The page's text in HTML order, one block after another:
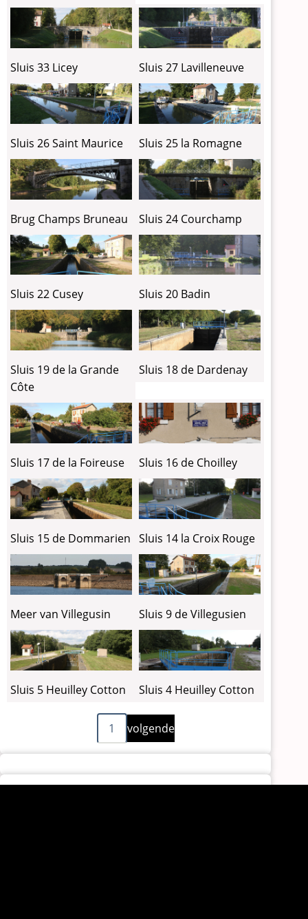
Sluis 33 Licey Sluis 27 Lavilleneuve
Sluis 26 Saint Maurice Sluis 25 la Romagne
Brug Champs Bruneau Sluis 24 Courchamp
Sluis 22 Cusey Sluis 20 Badin
Sluis 19 de la Grande
Côte
Sluis 18 de Dardenay
Sluis 17 de la Foireuse Sluis 16 de Choilley
Sluis 15 de Dommarien Sluis 14 la Croix Rouge
Meer van Villegusin Sluis 9 de Villegusien
Sluis 5 Heuilley Cotton Sluis 4 Heuilley Cotton
1
Volgende
pagina
volgende